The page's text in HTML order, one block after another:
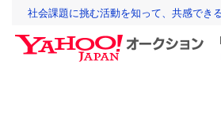
社会課題に挑む活動を知って、共感でき